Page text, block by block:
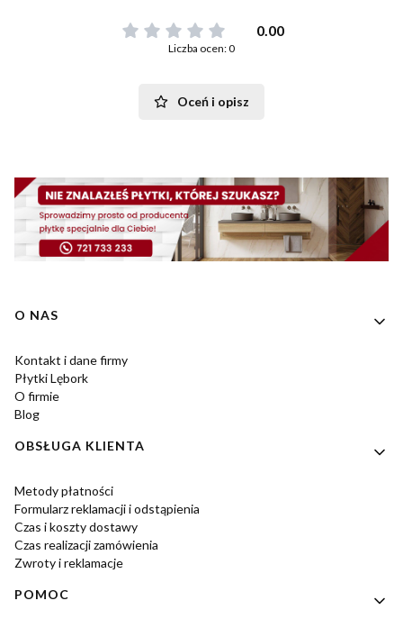
0.00
Liczba ocen: 0
Oceń i opisz
Linki w stopce
O NAS
Kontakt i dane firmy
Płytki Lębork
O firmie
Blog
OBSŁUGA KLIENTA
Metody płatności
Formularz reklamacji i odstąpienia
Czas i koszty dostawy
Czas realizacji zamówienia
Zwroty i reklamacje
POMOC